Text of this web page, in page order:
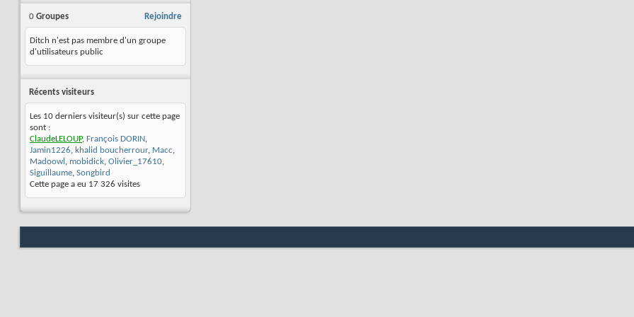
Rejoindre
0 Groupes
Ditch n'est pas membre d'un groupe
d'utilisateurs public
Récents visiteurs
Les 10 derniers visiteur(s) sur cette page
sont :
ClaudeLELOUP, François DORIN,
Jamin1226, khalid boucherrour, Macc,
Madoowl , mobidick, Olivier_17610,
Siguillaume, Songbird
Cette page a eu 17 326 visites